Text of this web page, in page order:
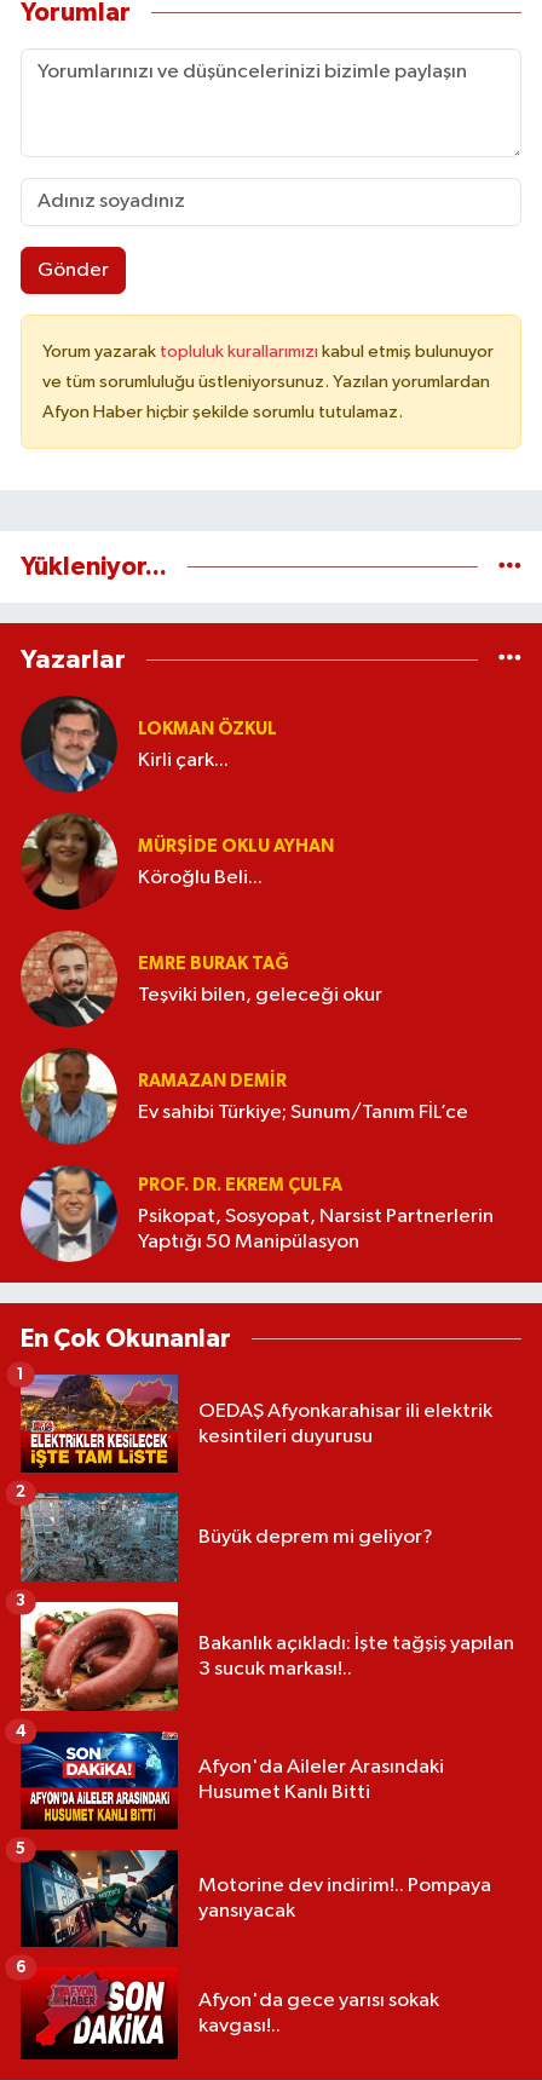
Yorumlar
Gönder
Yorum yazarak topluluk kurallarımızı kabul etmiş bulunuyor
ve tüm sorumluluğu üstleniyorsunuz. Yazılan yorumlardan
Afyon Haber hiçbir şekilde sorumlu tutulamaz.
Yükleniyor...
Yazarlar
LOKMAN ÖZKUL
Kirli çark...
MÜRŞIDE OKLU AYHAN
Köroğlu Beli...
EMRE BURAK TAĞ
Teşviki bilen, geleceği okur
RAMAZAN DEMİR
Ev sahibi Türkiye; Sunum/Tanım FİL’ce
PROF. DR. EKREM ÇULFA
Psikopat, Sosyopat, Narsist Partnerlerin
Yaptığı 50 Manipülasyon
En Çok Okunanlar
OEDAŞ Afyonkarahisar ili elektrik
kesintileri duyurusu
1
Büyük deprem mi geliyor?
2
Bakanlık açıkladı: İşte tağşiş yapılan
3 sucuk markası!..
3
Afyon'da Aileler Arasındaki
Husumet Kanlı Bitti
4
Motorine dev indirim!.. Pompaya
yansıyacak
5
Afyon'da gece yarısı sokak
kavgası!..
6